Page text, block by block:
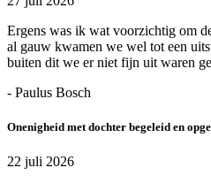
Ergens was ik wat voorzichtig om
al gauw kwamen we wel tot een
buiten dit we er niet fijn uit waren
- Paulus Bosch
Onenigheid met dochter begeleid en
22 juli 2026